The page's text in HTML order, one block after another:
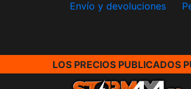
Envío y devoluciones
LOS PRECIOS PUBLICADOS